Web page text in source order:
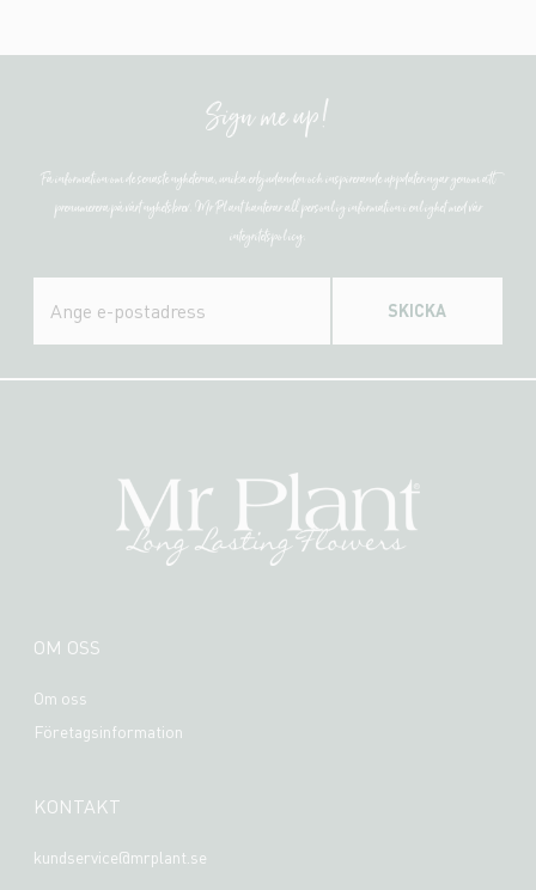
Sign me up!
Få information om de senaste nyheterna, unika erbjudanden och inspirerande uppdateringar genom att
prenumerera på vårt nyhetsbrev. Mr Plant hanterar all personlig information i enlighet med vår
integritetspolicy.
SKICKA
OM OSS
Om oss
Företagsinformation
KONTAKT
kundservice@mrplant.se